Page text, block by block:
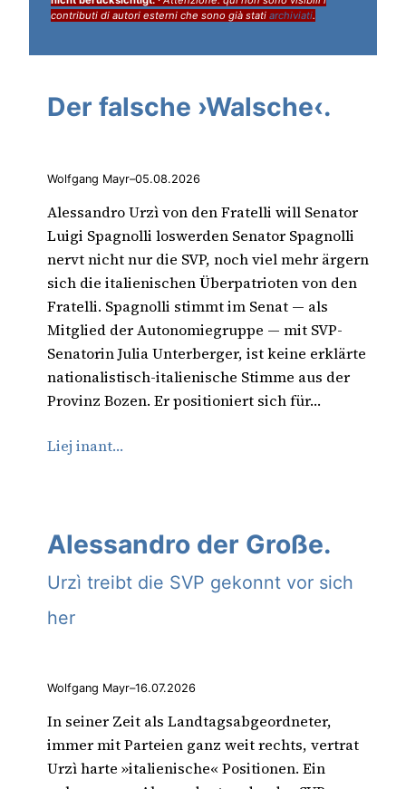
contributi di autori esterni che sono già stati archiviati.
Der falsche ›Walsche‹.
Wolfgang Mayr–05.08.2026
Alessandro Urzì von den Fratelli will Senator
Luigi Spagnolli loswerden Senator Spagnolli
nervt nicht nur die SVP, noch viel mehr ärgern
sich die italienischen Überpatrioten von den
Fratelli. Spagnolli stimmt im Senat — als
Mitglied der Autonomiegruppe — mit SVP-
Senatorin Julia Unterberger, ist keine erklärte
nationalistisch-italienische Stimme aus der
Provinz Bozen. Er positioniert sich für…
Liej inant…
Alessandro der Große.
Urzì treibt die SVP gekonnt vor sich
her
Wolfgang Mayr–16.07.2026
In seiner Zeit als Landtagsabgeordneter,
immer mit Parteien ganz weit rechts, vertrat
Urzì harte »italienische« Positionen. Ein